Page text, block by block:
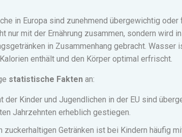
in Europa sind zunehmend übergewichtig oder
nur mit der Ernährung zusammen, sondern wird
in Zusammenhang gebracht. Wasser
enthält und den Körper optimal erfrischt.
statistische Fakten an:
der Kinder und Jugendlichen in der EU sind
Jahrzehnten erheblich gestiegen.
zuckerhaltigen Getränken ist bei Kindern häufig